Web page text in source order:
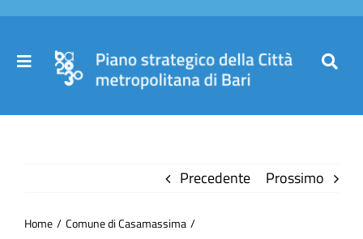
Salta
contenuto
Toggle
Precedente Prossimo
Home Comune di Casamassima